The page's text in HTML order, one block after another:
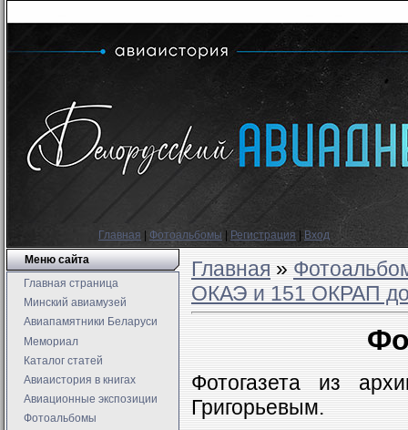
Главная Фотоальбомы Регистрация | Вход
Меню сайта
Главная страница
Минский авиамузей
Авиапамятники Беларуси
Мемориал
Каталог статей
Авиаистория в книгах
Авиационные экспозиции
Фотоальбомы
Главная»
ОКАЭ и 151 ОКРАП
Фотогазета из
Григорьевым.